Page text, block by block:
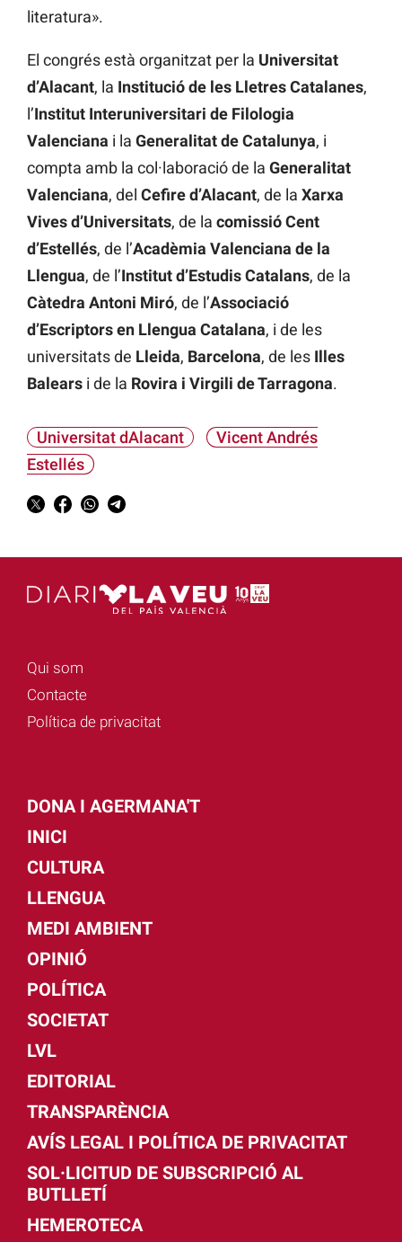
literatura».
El congrés està organitzat per la Universitat
d’Alacant, la Institució de les Lletres Catalanes,
l’Institut Interuniversitari de Filologia
Valenciana i la Generalitat de Catalunya, i
compta amb la col·laboració de la Generalitat
Valenciana, del Cefire d’Alacant, de la Xarxa
Vives d’Universitats, de la comissió Cent
d’Estellés, de l’Acadèmia Valenciana de la
Llengua, de l’Institut d’Estudis Catalans, de la
Càtedra Antoni Miró, de l’Associació
d’Escriptors en Llengua Catalana, i de les
universitats de Lleida, Barcelona, de les Illes
Balears i de la Rovira i Virgili de Tarragona.
Universitat dAlacant
Vicent Andrés
Estellés
Qui som
Contacte
Política de privacitat
DONA I AGERMANA'T
INICI
CULTURA
LLENGUA
MEDI AMBIENT
OPINIÓ
POLÍTICA
SOCIETAT
LVL
EDITORIAL
TRANSPARÈNCIA
AVÍS LEGAL I POLÍTICA DE PRIVACITAT
SOL·LICITUD DE SUBSCRIPCIÓ AL
BUTLLETÍ
HEMEROTECA